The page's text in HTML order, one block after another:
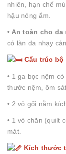
nhiên, hạn chế
hậu nóng ẩm.
• An toàn cho da
có làn da nhạy
Cấu trúc bộ
• 1 ga bọc nệm
thước nệm, ôm
• 2 vỏ gối nằm
• 1 vỏ chăn (quilt
mát.
Kích thước